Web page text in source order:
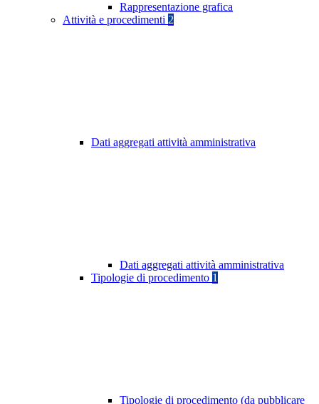
Rappresentazione grafica
Attività e procedimenti 2
Dati aggregati attività amministrativa
Dati aggregati attività amministrativa
Tipologie di procedimento 1
Tipologie di procedimento (da pubblicare